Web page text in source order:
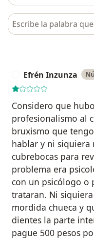
Busca en opiniones
Efrén Inzunza
Considero que
profesionalismo al
bruxismo que
hablar y ni siquiera
cubrebocas para
problema era
con un psicólogo o
trataran. Ni
mordida chueca y
dientes la parte
pague 500 pesos